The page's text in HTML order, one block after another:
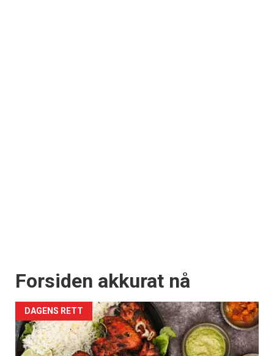
Forsiden akkurat nå
DAGENS RETT